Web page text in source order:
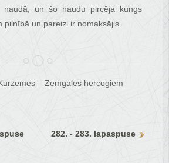
naudā, un šo naudu pircēja kungs
pilnībā un pareizi ir nomaksājis.
– Zemgales hercogiem
282. - 283. lapaspuse